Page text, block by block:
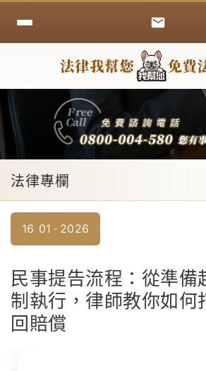
法律專欄
16 01 2026
民事提告流程：從準備
制執行，律師教你如何
回賠償